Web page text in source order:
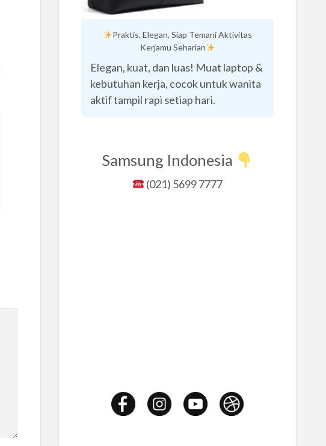
Praktis, Elegan, Siap Temani Aktivitas
Kerjamu Seharian
Elegan, kuat, dan luas! Muat laptop &
kebutuhan kerja, cocok untuk wanita
aktif tampil rapi setiap hari.
Samsung Indonesia
(021) 5699 7777